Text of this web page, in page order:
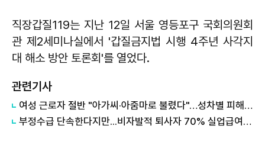
직장갑질119는 지난 12일 서울 영등포구 국회의원회
관 제2세미나실에서 '갑질금지법 시행 4주년 사각지
대 해소 방안 토론회'를 열었다.
관련기사
여성 근로자 절반 "아가씨·아줌마로 불렸다"…성차별 피해 방지 대책無
부정수급 단속한다지만...비자발적 퇴사자 70% 실업급여 못 받아